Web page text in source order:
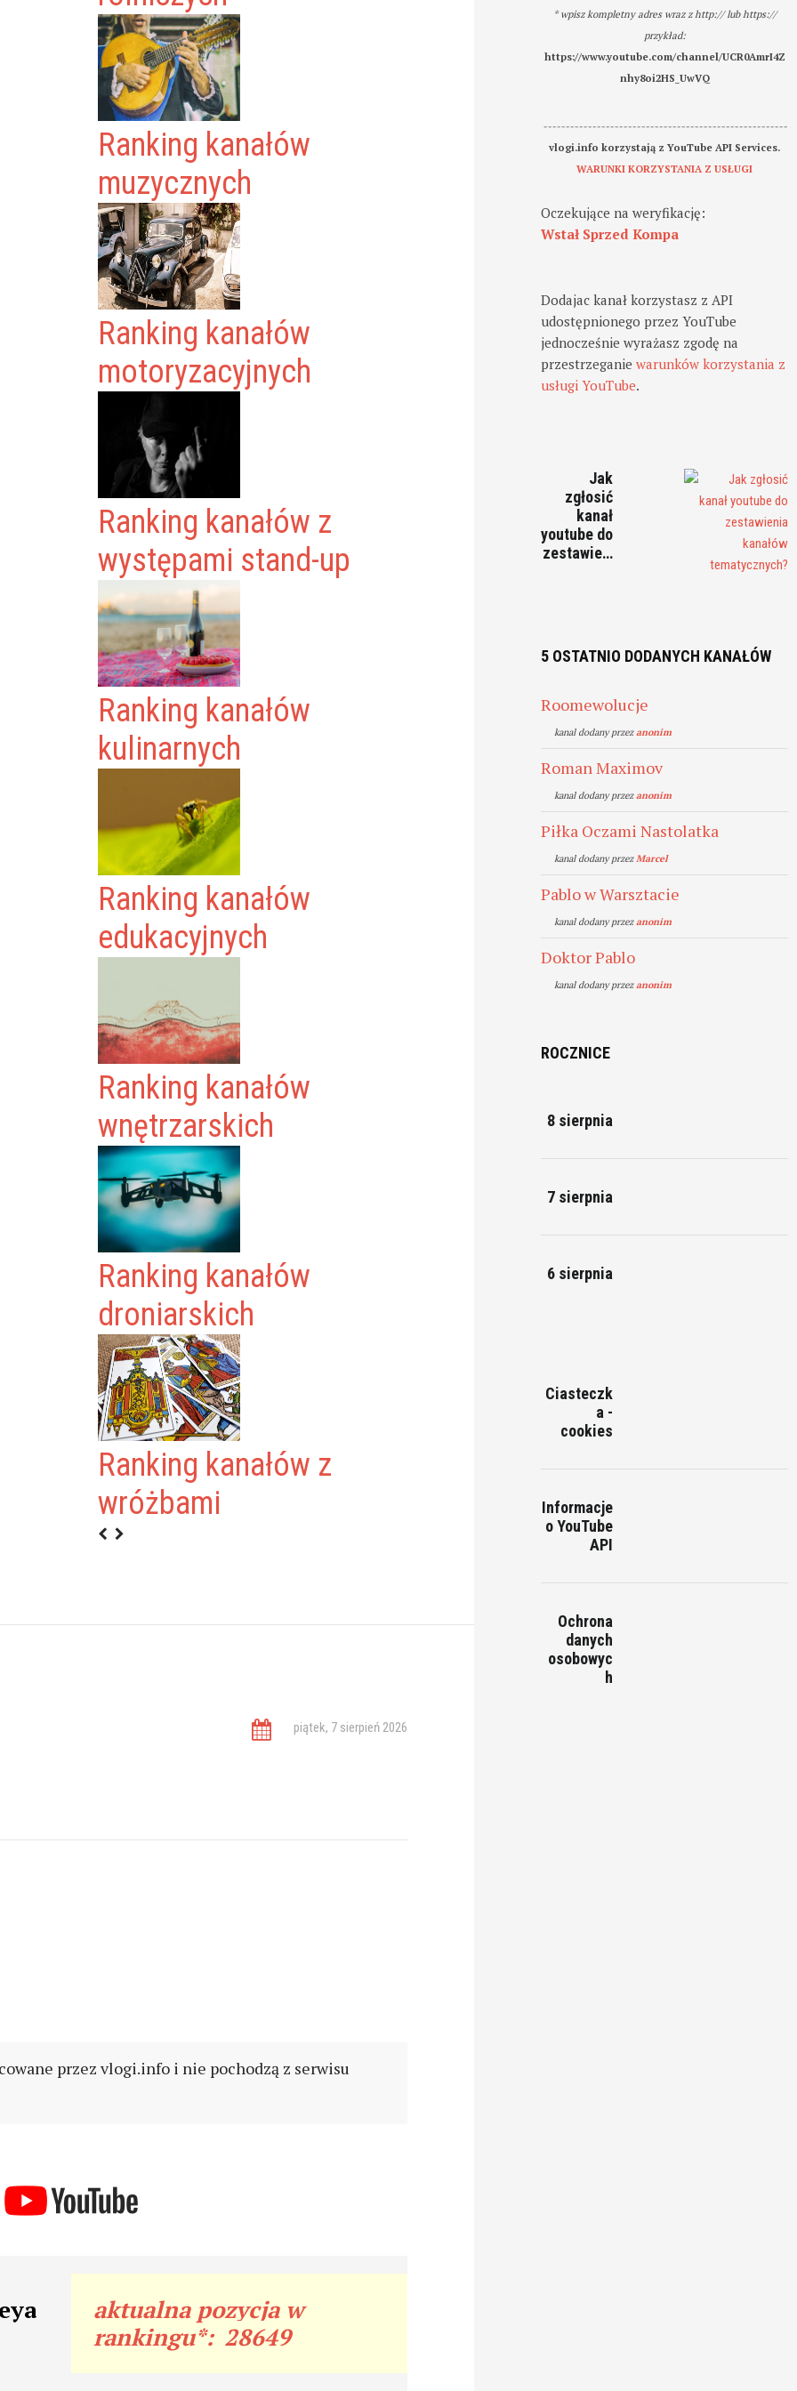
Ranking kanałów
muzycznych
Ranking kanałów
motoryzacyjnych
Ranking kanałów z
występami stand-up
Ranking kanałów
kulinarnych
Ranking kanałów
edukacyjnych
Ranking kanałów
wnętrzarskich
Ranking kanałów
droniarskich
Ranking kanałów z
wróżbami
piątek, 7 sierpień 2026
przez vlogi.info i nie pochodzą z serwisu
aktualna pozycja w
rankingu*: 28649
* wpisz kompletny adres wraz z http:// lub https://
przykład:
https://www.youtube.com/channel/UCR0AmrI4Z
nhy8oi2HS_UwVQ
-------------------------------------------------------
vlogi.info korzystają z YouTube API Services.
WARUNKI KORZYSTANIA Z USŁUGI
Oczekujące na weryfikację:
Wstał Sprzed Kompa
Dodajac kanał korzystasz z API
udostępnionego przez YouTube
jednocześnie wyrażasz zgodę na
przestrzeganiewarunków korzystania z
usługi YouTube.
Jak
zgłosić
kanał
youtube do
zestawie…
5 OSTATNIO DODANYCH KANAŁÓW
Roomewolucje
kanal dodany przezanonim
Roman Maximov
kanal dodany przezanonim
Piłka Oczami Nastolatka
kanal dodany przezMarcel
Pablo w Warsztacie
kanal dodany przezanonim
Doktor Pablo
kanal dodany przezanonim
ROCZNICE
8 sierpnia
7 sierpnia
6 sierpnia
Ciasteczk
a -
cookies
Informacje
o YouTube
API
Ochrona
danych
osobowyc
h